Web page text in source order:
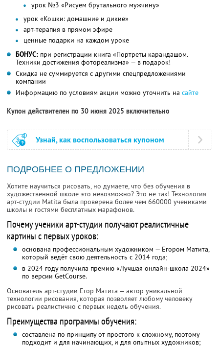
урок №3 «Рисуем брутального мужчину»
урок «Кошки: домашние и дикие»
арт-терапия в прямом эфире
ценные подарки на каждом уроке
БОНУС: при регистрации книга «Портреты карандашом.
Техники достижения фотореализма» — в подарок!
Скидка не суммируется с другими спецпредложениями
компании
Информацию по условиям акции можно уточнить на сайте
Купон действителен по 30 июня 2025 включительно
Узнай, как воспользоваться купоном
ПОДРОБНЕЕ О ПРЕДЛОЖЕНИИ
Хотите научиться рисовать, но думаете, что без обучения в
художественной школе это невозможно? Это не так! Технология
арт-студии Matita была проверена более чем 660000 учениками
школы и гостями бесплатных марафонов.
Почему ученики арт-студии получают реалистичные
картины с первых уроков:
основана профессиональным художником — Егором Матита,
который ведёт свою деятельность с 2014 года;
в 2024 году получила премию «Лучшая онлайн-школа 2024»
по версии GetCourse.
Основатель арт-студии Егор Матита — автор уникальной
технологии рисования, которая позволяет любому человеку
рисовать реалистично с первых недель обучения.
Преимущества программы обучения:
составлена по принципу от простого к сложному, поэтому
подходит и для начинающих, и для опытных художников;